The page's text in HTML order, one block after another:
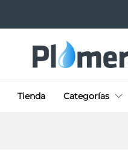
Tienda Categorías